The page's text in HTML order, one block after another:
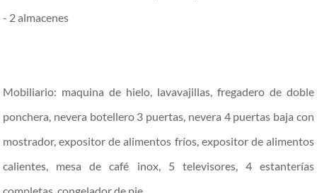
- 2 almacenes
Mobiliario: maquina de hielo, lavavajillas, fregadero de doble
ponchera, nevera botellero 3 puertas, nevera 4 puertas baja con
mostrador, expositor de alimentos fríos, expositor de alimentos
calientes, mesa de café inox, 5 televisores, 4 estanterías